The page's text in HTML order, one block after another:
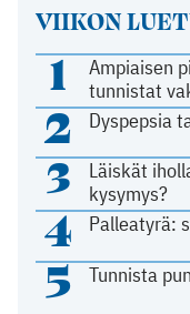
VIIKON
1
Ampiaisen
tunnistat
2 Dyspepsia
3
Läiskät
kysymys?
4 Palleatyrä:
5 Tunnista